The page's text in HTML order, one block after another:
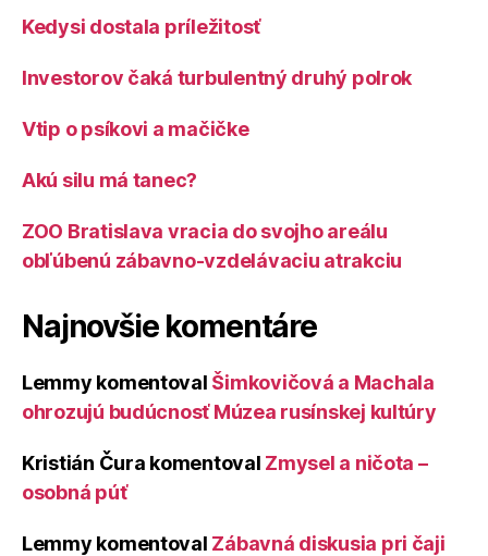
Kedysi dostala príležitosť
Investorov čaká turbulentný druhý polrok
Vtip o psíkovi a mačičke
Akú silu má tanec?
ZOO Bratislava vracia do svojho areálu
obľúbenú zábavno-vzdelávaciu atrakciu
Najnovšie komentáre
Lemmy komentoval Šimkovičová a Machala
ohrozujú budúcnosť Múzea rusínskej kultúry
Kristián Čura komentoval Zmysel a ničota –
osobná púť
Lemmy komentoval Zábavná diskusia pri čaji